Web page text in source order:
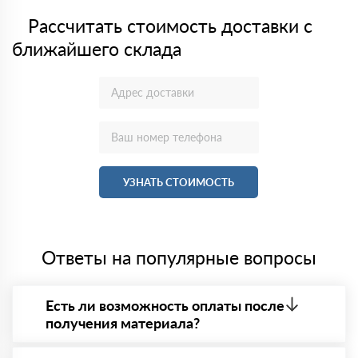
Рассчитать стоимость доставки с
ближайшего склада
УЗНАТЬ СТОИМОСТЬ
Ответы на популярные вопросы
Есть ли возможность оплаты после
получения материала?